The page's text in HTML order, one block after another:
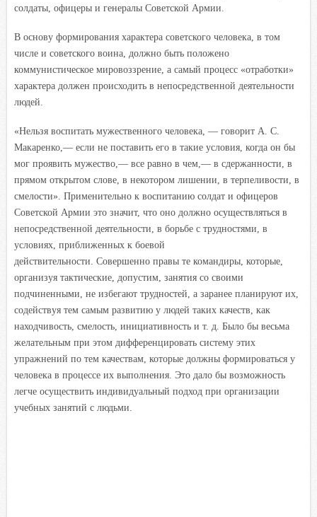
солдаты, офицеры и генералы Советской Армии.
В основу формирования характера советского человека, в том
числе и советского воина, должно быть положено
коммунистическое мировоззрение, а самый процесс «отработки»
характера должен происходить в непосредственной деятельности
людей.
«Нельзя воспитать мужественного человека, — говорит А. С.
Макаренко,— если не поставить его в такие условия, когда он бы
мог проявить мужество,— все равно в чем,— в сдержанности, в
прямом открытом слове, в некотором лишении, в терпеливости, в
смелости». Применительно к воспитанию солдат и офицеров
Советской Армии это значит, что оно должно осуществляться в
непосредственной деятельности, в борьбе с трудностями, в
условиях, приближенных к боевой
действительности. Совершенно правы те командиры, которые,
организуя тактические, допустим, занятия со своими
подчиненными, не избегают трудностей, а заранее планируют их,
содействуя тем самым развитию у людей таких качеств, как
находчивость, смелость, инициативность и т. д. Было бы весьма
желательным при этом дифференцировать систему этих
упражнений по тем качествам, которые должны формироваться у
человека в процессе их выполнения. Это дало бы возможность
легче осуществить индивидуальный подход при организации
учебных занятий с людьми.